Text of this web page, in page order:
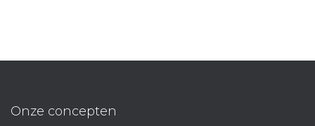
Onze concepten